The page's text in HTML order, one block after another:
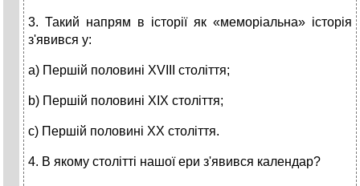
3. Такий напрям в історії як «меморіальна» історія
з'явився у:
a) Першій половині XVIII століття;
b) Першій половині XIX століття;
c) Першій половині XX століття.
4. В якому столітті нашої ери з'явився календар?